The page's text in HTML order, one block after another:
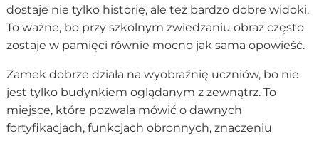
dostaje nie tylko historię, ale też bardzo dobre widoki.
To ważne, bo przy szkolnym zwiedzaniu obraz często
zostaje w pamięci równie mocno jak sama opowieść.
Zamek dobrze działa na wyobraźnię uczniów, bo nie
jest tylko budynkiem oglądanym z zewnątrz. To
miejsce, które pozwala mówić o dawnych
fortyfikacjach, funkcjach obronnych, znaczeniu